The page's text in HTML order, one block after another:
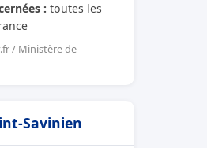
: toutes les
/ Ministère de
Savinien